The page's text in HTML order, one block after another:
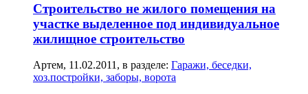
Строительство не жилого помещения на
участке выделенное под индивидуальное
жилищное строительство
Артем, 11.02.2011, в разделе: Гаражи, беседки,
хоз.постройки, заборы, ворота